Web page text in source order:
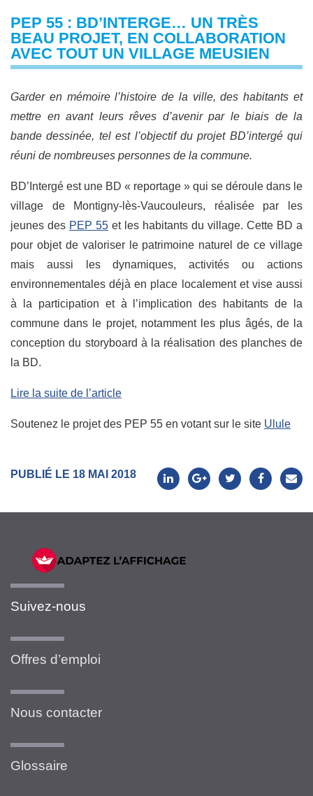
PEP 55 : BD’INTERGE… UN TRÈS
BEAU PROJET, EN COLLABORATION
AVEC TOUT UN VILLAGE MEUSIEN
Garder en mémoire l’histoire de la ville, des habitants et
mettre en avant leurs rêves d’avenir par le biais de la
bande dessinée, tel est l’objectif du projet BD’intergé qui
réuni de nombreuses personnes de la commune.
BD’Intergé est une BD « reportage » qui se déroule dans le
village de Montigny-lès-Vaucouleurs, réalisée par les
jeunes des PEP 55 et les habitants du village. Cette BD a
pour objet de valoriser le patrimoine naturel de ce village
mais aussi les dynamiques, activités ou actions
environnementales déjà en place localement et vise aussi
à la participation et à l’implication des habitants de la
commune dans le projet, notamment les plus âgés, de la
conception du storyboard à la réalisation des planches de
la BD.
Lire la suite de l’article
Soutenez le projet des PEP 55 en votant sur le site Ulule
PUBLIÉ LE 18 MAI 2018
Suivez-nous
Offres d’emploi
Nous contacter
Glossaire